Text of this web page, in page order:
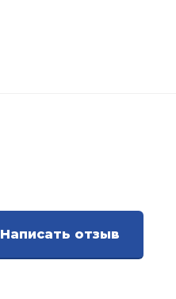
Написать отзыв